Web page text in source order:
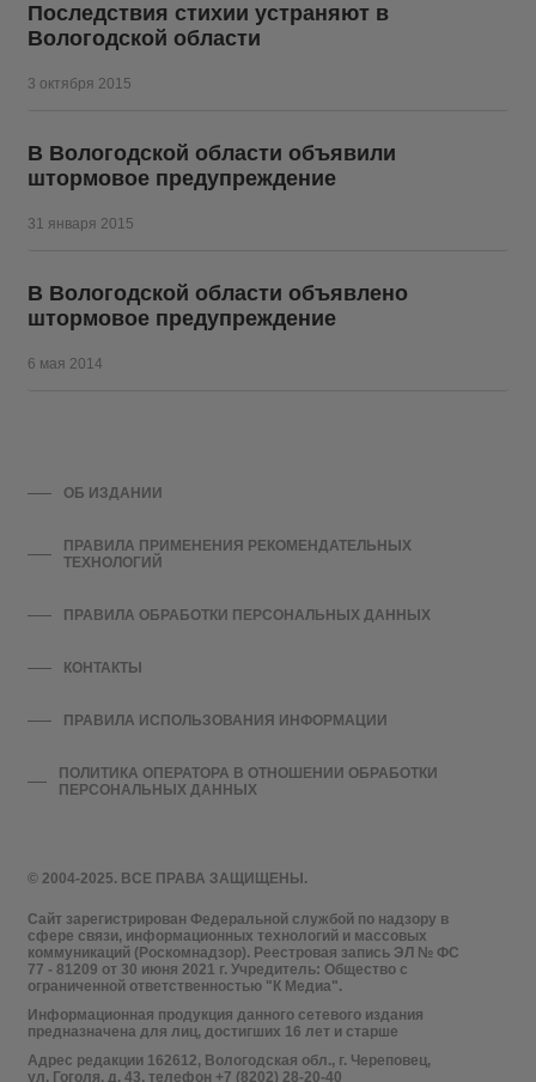
Последствия стихии устраняют в
Вологодской области
3 октября 2015
В Вологодской области объявили
штормовое предупреждение
31 января 2015
В Вологодской области объявлено
штормовое предупреждение
6 мая 2014
© 2004-2025. ВСЕ ПРАВА ЗАЩИЩЕНЫ.
Сайт зарегистрирован Федеральной службой по надзору в
сфере связи, информационных технологий и массовых
коммуникаций (Роскомнадзор). Реестровая запись ЭЛ № ФС
77 - 81209 от 30 июня 2021 г. Учредитель: Общество с
ограниченной ответственностью "К Медиа".
Информационная продукция данного сетевого издания
предназначена для лиц, достигших 16 лет и старше
Адрес редакции 162612, Вологодская обл., г. Череповец,
ул. Гоголя, д. 43, телефон +7 (8202) 28-20-40
ОБ ИЗДАНИИ
ПРАВИЛА ПРИМЕНЕНИЯ РЕКОМЕНДАТЕЛЬНЫХ
ТЕХНОЛОГИЙ
ПРАВИЛА ОБРАБОТКИ ПЕРСОНАЛЬНЫХ ДАННЫХ
КОНТАКТЫ
ПРАВИЛА ИСПОЛЬЗОВАНИЯ ИНФОРМАЦИИ
ПОЛИТИКА ОПЕРАТОРА В ОТНОШЕНИИ ОБРАБОТКИ
ПЕРСОНАЛЬНЫХ ДАННЫХ